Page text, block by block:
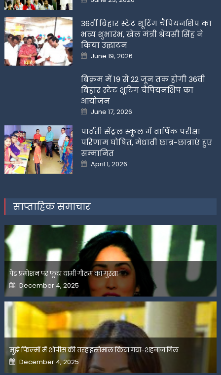
on
36वीं बिहार स्टेट शूटिंग चैंपियनशिप का
भव्य शुभारंभ, खेल मंत्री श्रेयसी सिंह ने
किया उद्घाटन
Posted
on
June 19, 2026
बिक्रम में 19 से 22 जून तक होगी 36वीं
बिहार स्टेट शूटिंग चैंपियनशिप का
आयोजन
Posted
on
June 17, 2026
पार्वती सेंट्रल स्कूल में वार्षिक परीक्षा
परिणाम घोषित, मेधावी छात्र-छात्राएं हुए
सम्मानित
Posted
on
April 1, 2026
साप्ताहिक समाचार
पेड प्रमोशन पर फूटा यामी गौतम का गुस्सा
Posted
on
December 4, 2025
मुझे फिल्मों में शोपीस की तरह इस्तेमाल किया गया-शहनाज गिल
Posted
on
December 4, 2025